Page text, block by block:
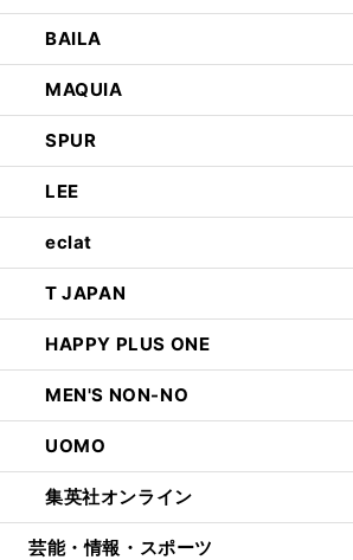
BAILA
MAQUIA
SPUR
LEE
eclat
T JAPAN
HAPPY PLUS ONE
MEN'S NON-NO
UOMO
集英社オンライン
芸能・情報・スポーツ